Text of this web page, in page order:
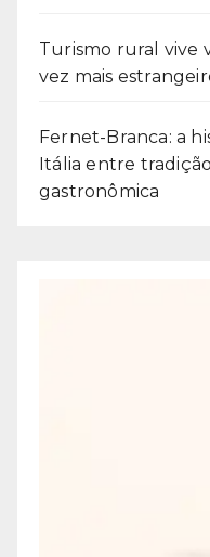
Turismo rural vive
vez mais
Fernet-Branca: a
Itália entre
gastronômica